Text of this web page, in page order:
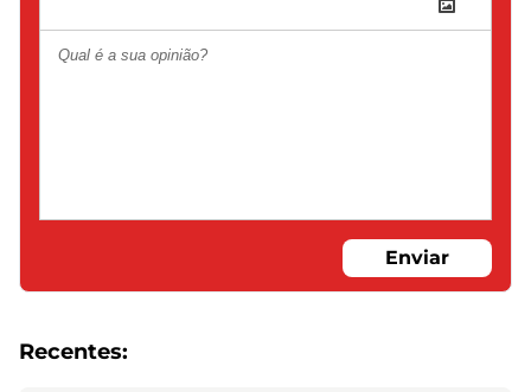
Enviar
Recentes: